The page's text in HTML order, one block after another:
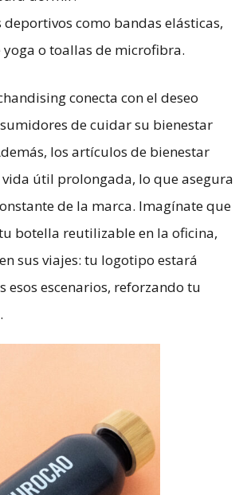
deportivos como bandas elásticas,
yoga o toallas de microfibra.
conecta con el deseo
de cuidar su bienestar
los artículos de bienestar
útil prolongada, lo que asegura
de la marca. Imagínate que
botella reutilizable en la oficina,
sus viajes: tu logotipo estará
esos escenarios, reforzando tu